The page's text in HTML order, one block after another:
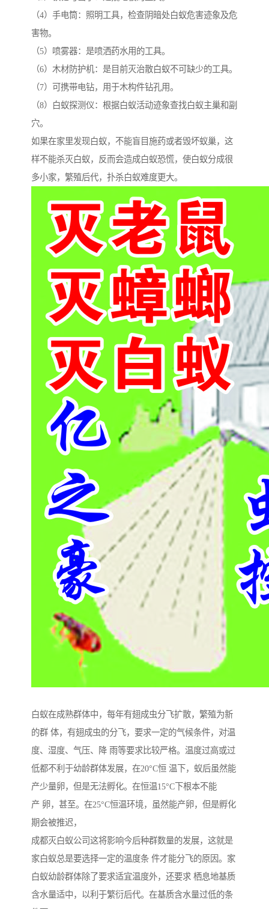
（4）手电筒：照明工具，检查阴暗处白蚁危害迹象及危
害物。
（5）喷雾器：是喷洒药水用的工具。
（6）木材防护机：是目前灭治散白蚁不可缺少的工具。
（7）可携带电钻，用于木构件钻孔用。
（8）白蚁探测仪：根据白蚁活动迹象查找白蚁主巢和副
穴。
如果在家里发现白蚁，不能盲目施药或者毁坏蚁巢，这
样不能杀灭白蚁，反而会造成白蚁恐慌，使白蚁分成很
多小家，繁殖后代，扑杀白蚁难度更大。
白蚁在成熟群体中，每年有翅成虫分飞扩散，繁殖为新
的群 体，有翅成虫的分飞，要求一定的气候条件，对温
度、湿度、气压、降 雨等要求比较严格。温度过高或过
低都不利于幼龄群体发展，在20°C恒 温下，蚁后虽然能
产少量卵，但是无法孵化。在恒温15°C下根本不能
产 卵，甚至。在25°C恒温环境，虽然能产卵，但是孵化
期会被推迟，
成都灭白蚁公司这将影响今后种群数量的发展，这就是
家白蚁总是要选择一定的温度条 件才能分飞的原因。家
白蚁幼龄群体除了要求适宜温度外，还要求 栖息地基质
含水量适中，以利于繁衍后代。在基质含水量过低的条